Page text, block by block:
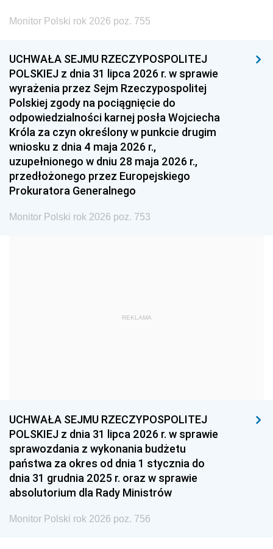
1996 1995 1994
1993 1992 1991
1990 1989
1987 1986 1985
1984 1983
1981 1980 1979
1978 1977
1975 1974
1959
1939 1938 1937
1936 1930
Monitor Polski rok 2026 poz. 755
UCHWAŁA SEJMU RZECZYPOSPOLITEJ
POLSKIEJ z dnia 31 lipca 2026 r. w sprawie
wyrażenia przez Sejm Rzeczypospolitej
Polskiej zgody na pociągnięcie do
odpowiedzialności karnej posła Wojciecha
Króla za czyn określony w punkcie drugim
wniosku z dnia 4 maja 2026 r.,
uzupełnionego w dniu 28 maja 2026 r.,
przedłożonego przez Europejskiego
Prokuratora Generalnego
Monitor Polski rok 2026 poz. 753
REKLAMA
UCHWAŁA SEJMU RZECZYPOSPOLITEJ
POLSKIEJ z dnia 31 lipca 2026 r. w sprawie
sprawozdania z wykonania budżetu
państwa za okres od dnia 1 stycznia do
dnia 31 grudnia 2025 r. oraz w sprawie
absolutorium dla Rady Ministrów
Monitor Polski rok 2026 poz. 756